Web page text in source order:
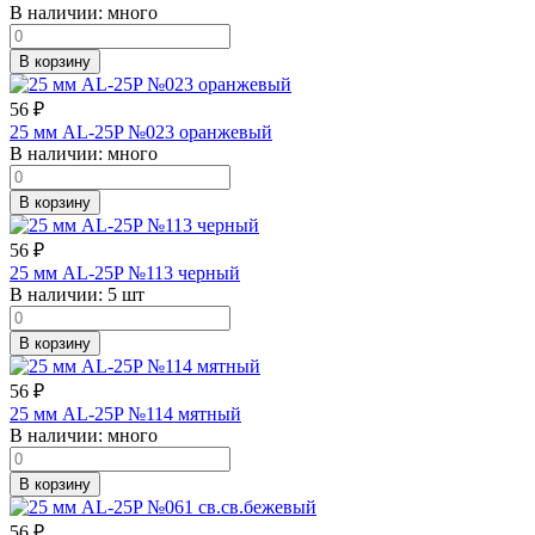
В наличии: много
В корзину
56 ₽
25 мм AL-25P №023 оранжевый
В наличии: много
В корзину
56 ₽
25 мм AL-25P №113 черный
В наличии: 5 шт
В корзину
56 ₽
25 мм AL-25P №114 мятный
В наличии: много
В корзину